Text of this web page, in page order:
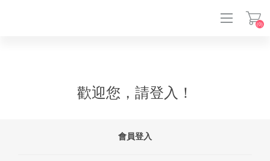
(0)
歡迎您，請登入！
會員登入